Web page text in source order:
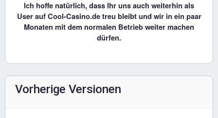
Ich hoffe natürlich, dass Ihr uns auch weiterhin als
User auf Cool-Casino.de treu bleibt und wir in ein paar
Monaten mit dem normalen Betrieb weiter machen
dürfen.
Vorherige Versionen